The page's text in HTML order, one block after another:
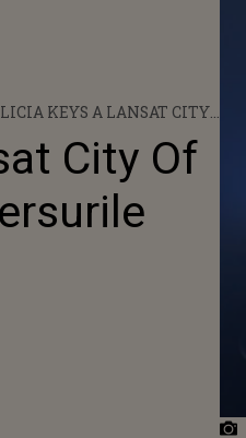
KEYS A LANSAT CITY
PIESEI AICI
City Of